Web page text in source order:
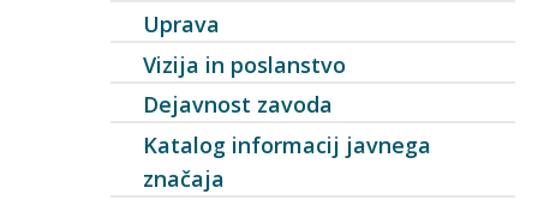
Uprava
Vizija in poslanstvo
Dejavnost zavoda
Katalog informacij javnega
značaja